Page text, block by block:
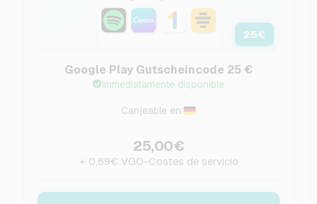
25€
Google Play Gutscheincode 25 €
Immediatamente disponible
Canjeable en:
25,00€
+ 0,69€ VGO-Costes de servicio